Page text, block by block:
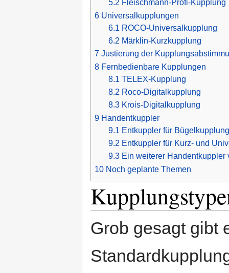
5.2 Fleischmann-Profi-Kupplung
6 Universalkupplungen
6.1 ROCO-Universalkupplung
6.2 Märklin-Kurzkupplung
7 Justierung der
8 Fernbedienbare Kupplungen
8.1 TELEX-Kupplung
8.2 Roco-Digitalkupplung
8.3 Krois-Digitalkupplung
9 Handentkuppler
9.1 Entkuppler für
9.2 Entkuppler für Kurz- und
9.3 Ein weiterer Handentkuppler
10 Noch geplante Themen
Grob gesagt gibt